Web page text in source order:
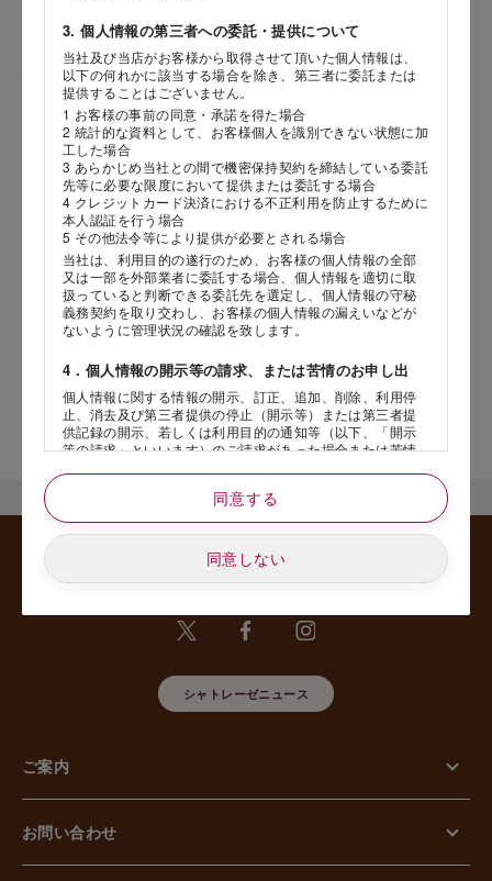
3. 個人情報の第三者への委託・提供について
当社及び当店がお客様から取得させて頂いた個人情報は、
以下の何れかに該当する場合を除き、第三者に委託または
提供することはございません。
1 お客様の事前の同意・承諾を得た場合
2 統計的な資料として、お客様個人を識別できない状態に加
工した場合
3 あらかじめ当社との間で機密保持契約を締結している委託
先等に必要な限度において提供または委託する場合
4 クレジットカード決済における不正利用を防止するために
本人認証を行う場合
5 その他法令等により提供が必要とされる場合
当社は、利用目的の遂行のため、お客様の個人情報の全部
又は一部を外部業者に委託する場合、個人情報を適切に取
扱っていると判断できる委託先を選定し、個人情報の守秘
義務契約を取り交わし、お客様の個人情報の漏えいなどが
ないように管理状況の確認を致します。
4．個人情報の開示等の請求、または苦情のお申し出
個人情報に関する情報の開示、訂正、追加、削除、利用停
止、消去及び第三者提供の停止（開示等）または第三者提
供記録の開示、若しくは利用目的の通知等（以下、「開示
等の請求」といいます）のご請求があった場合または苦情
認させていただいたうえで、特別な理由のない限り合理的
な期間と範囲内で対応させていただきます。
5. 個人情報の安全管理のために講じた措置について
当社は外的環境を把握した上で個人情報の安全管理のため
【組織的安全管理措置】
組織体制の整備、個人情報の取扱いに係る規律に従った運
等事案に対応する体制の整備、取扱い状況の把握及び安全
管理措置の見直し等に関して、必要な措置を講じていま
期的な教育等を行っております。また、個人情報の秘密保
個人情報を取り扱う区域の管理、機器及び電子媒体等の盗
難等の防止、電子媒体等を持ち運ぶ場合の漏えい等の防
止、個人情報の削除及び機器、電子媒体等の廃棄に関し
同意する
同意しない
生年月日
年
月
店舗サービスに関するお問い合わせにつきましては、内容欄に『店
舗名』を記載いただけますと幸いです。
シャトレーゼニュース
ご案内
お問い合わせ
岳や末広がりを意味す
やつ時」という意味を込
。雄大な八ヶ岳山麓の自
れる、こだわりのスイー
海外 Overseas shops
Indonesia
Malaysia
Hong Kong
UAE
Thailand
Vietnam